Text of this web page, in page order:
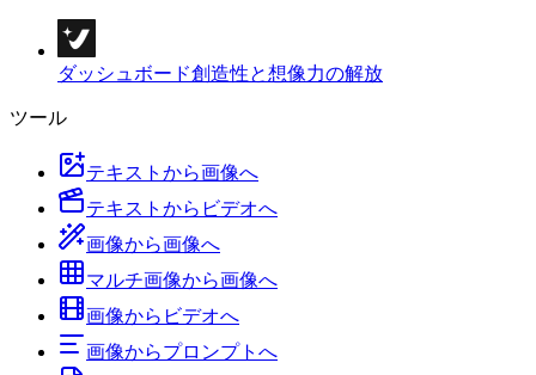
ダッシュボード創造性と想像力の解放
ツール
テキストから画像へ
テキストからビデオへ
画像から画像へ
マルチ画像から画像へ
画像からビデオへ
画像からプロンプトへ